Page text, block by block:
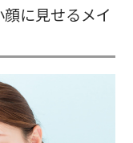
に見せるメイ